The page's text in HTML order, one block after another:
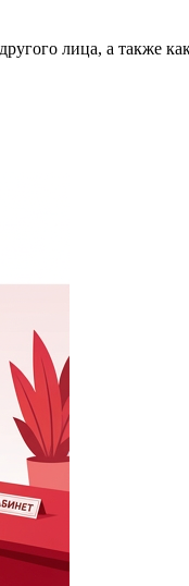
лица, а также